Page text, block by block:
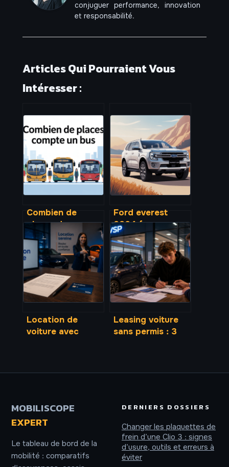
conjuguer performance, innovation
et responsabilité.
Articles Qui Pourraient Vous
Intéresser :
Combien de
places dans un
bus selon les
modèles et
usages
Ford everest
2024 france :
disponibilité, prix,
alternatives et
importation
Location de
voiture avec
Leasing voiture
sans permis : 3
MOBILISCOPE
EXPERT
Le tableau de bord de la
mobilité : comparatifs
DERNIERS DOSSIERS
Changer les plaquettes de
frein d’une Clio 3 : signes
d’usure, outils et erreurs à
éviter